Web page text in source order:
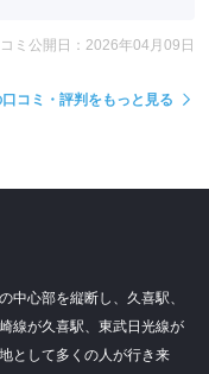
ミ公開日：2026年04月09日
コミ・評判をもっと見る
中心部を縦断し、久喜駅、
線が久喜駅、東武日光線が
として多くの人が行き来